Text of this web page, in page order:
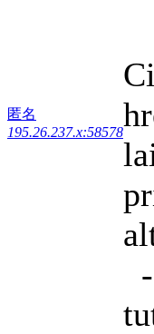
匿名
195.26.237.x:58578
-